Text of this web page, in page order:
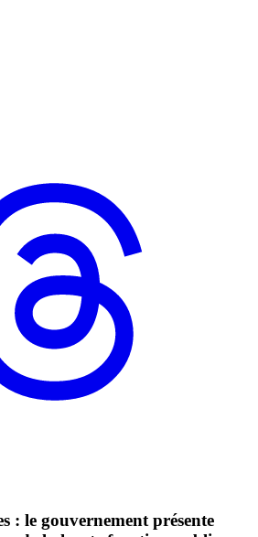
: le gouvernement présente